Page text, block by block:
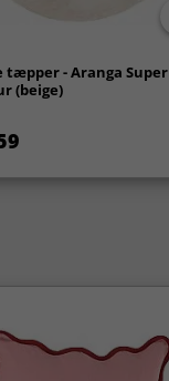
tæpper - Aranga Super
(beige)